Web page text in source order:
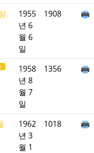
.
1955
년 6
월 6
일
1908
1958
년 8
월 7
일
1356
1962
년 3
월 1
1018